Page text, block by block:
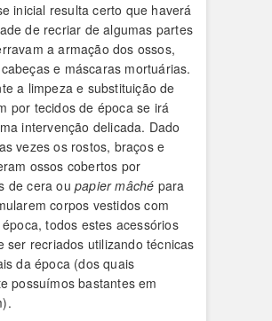
inicial resulta certo que haverá
de recriar de algumas partes
a armação dos ossos,
e máscaras mortuárias.
a limpeza e substituição de
por tecidos de época se irá
intervenção delicada. Dado
vezes os rostos, braços e
ossos cobertos por
de cera ou papier mâché para
corpos vestidos com
todos estes acessórios
ser recriados utilizando técnicas
da época (dos quais
possuímos bastantes em